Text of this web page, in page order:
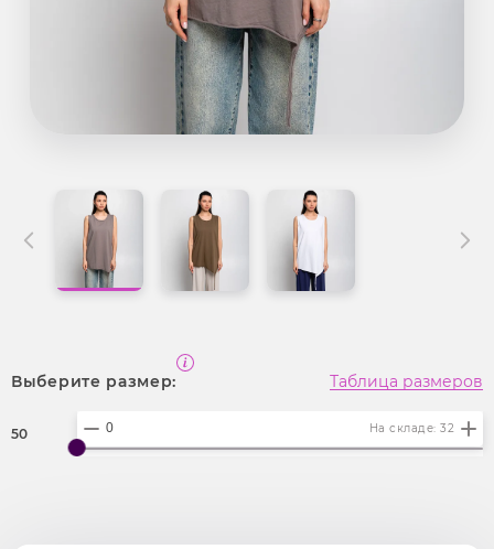
Выберите размер: Таблица размеров
50 На складе: 32